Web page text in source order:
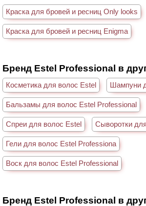
Краска для бровей и ресниц Only looks
Краска для бровей и ресниц Enigma
Бренд Estel Professional в
Косметика для волос Estel Шампуни
Бальзамы для волос Estel Professional
Спреи для волос Estel Сыворотки
Гели для волос Estel Professiona
Воск для волос Estel Professional
Бренд Estel Professional в